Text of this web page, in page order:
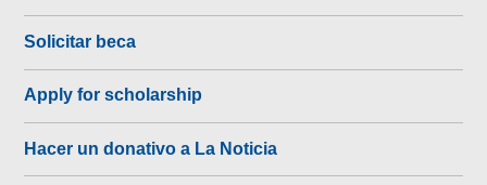
Solicitar beca
Apply for scholarship
Hacer un donativo a La Noticia